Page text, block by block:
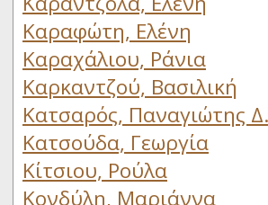
Καραφώτη, Ελένη
Καραχάλιου, Ράνια
Καρκαντζού, Βασιλική
Κατσαρός, Παναγιώτης Δ.
Κατσούδα, Γεωργία
Κίτσιου, Ρούλα
Κονδύλη, Μαριάννα